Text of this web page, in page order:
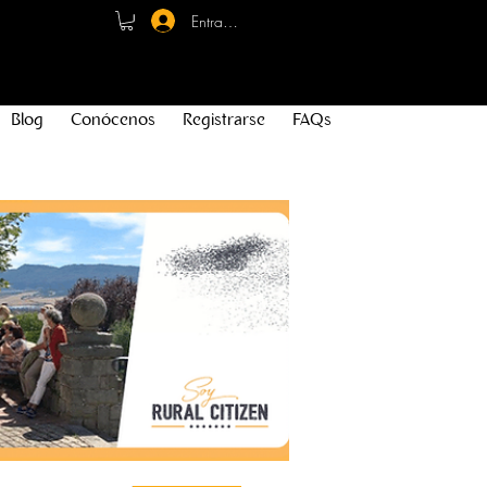
Entrar - Registro
Blog Conócenos Registrarse FAQs